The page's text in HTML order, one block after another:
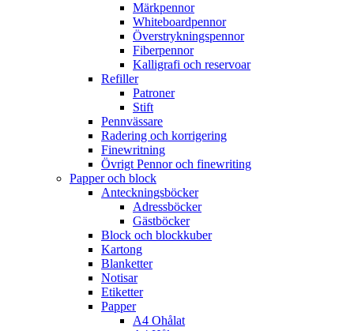
Märkpennor
Whiteboardpennor
Överstrykningspennor
Fiberpennor
Kalligrafi och reservoar
Refiller
Patroner
Stift
Pennvässare
Radering och korrigering
Finewritning
Övrigt Pennor och finewriting
Papper och block
Anteckningsböcker
Adressböcker
Gästböcker
Block och blockkuber
Kartong
Blanketter
Notisar
Etiketter
Papper
A4 Ohålat